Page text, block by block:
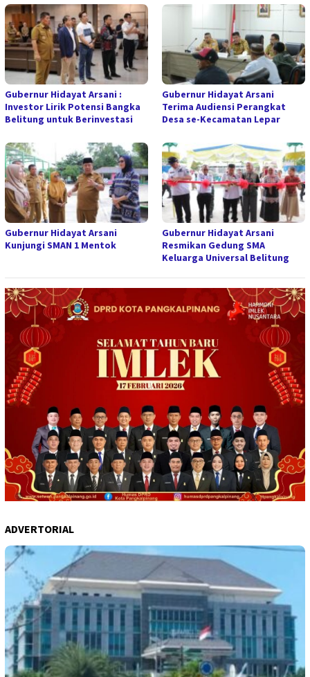
Gubernur Hidayat Arsani :
Investor Lirik Potensi Bangka
Belitung untuk Berinvestasi
Gubernur Hidayat Arsani
Terima Audiensi Perangkat
Desa se-Kecamatan Lepar
Gubernur Hidayat Arsani
Kunjungi SMAN 1 Mentok
Gubernur Hidayat Arsani
Resmikan Gedung SMA
Keluarga Universal Belitung
ADVERTORIAL